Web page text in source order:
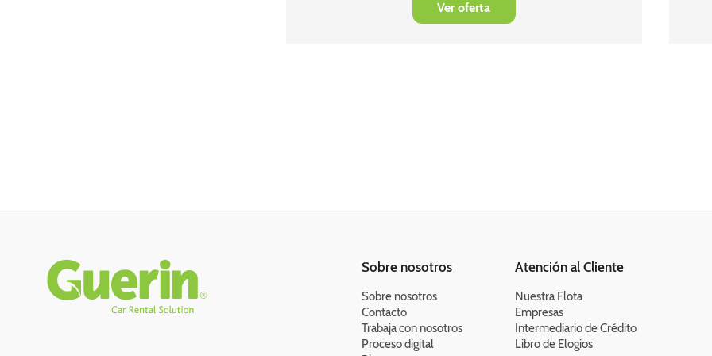
Ver oferta
Rodapé Sobre nosotros
Sobre nosotros
Contacto
Trabaja con nosotros
Proceso digital
Atención al Cliente
Nuestra Flota
Empresas
Intermediario de Crédito
Libro de Elogios